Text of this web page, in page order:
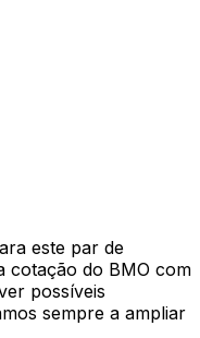
este par de
cotação do BMO com
possíveis
sempre a ampliar